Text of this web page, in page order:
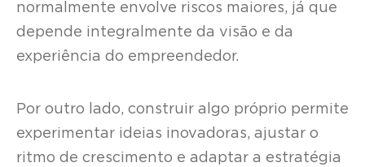
normalmente envolve riscos maiores, já que
depende integralmente da visão e da
experiência do empreendedor.
Por outro lado, construir algo próprio permite
experimentar ideias inovadoras, ajustar o
ritmo de crescimento e adaptar a estratégia